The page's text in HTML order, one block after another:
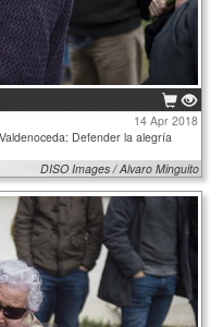
14 Apr 2018
Defender la alegría
DISO Images / Alvaro Minguito